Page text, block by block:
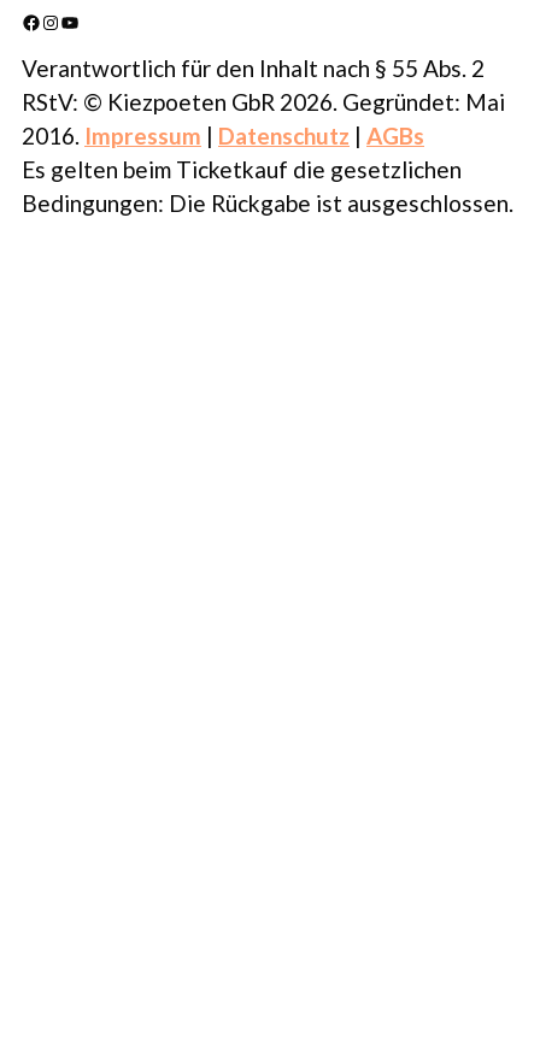
Facebook
Instagram
YouTube
Verantwortlich für den Inhalt nach § 55 Abs. 2
RStV: © Kiezpoeten GbR 2026. Gegründet: Mai
2016. Impressum | Datenschutz | AGBs
Es gelten beim Ticketkauf die gesetzlichen
Bedingungen: Die Rückgabe ist ausgeschlossen.